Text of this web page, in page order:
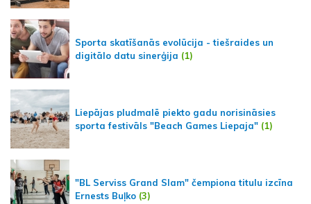
Sporta skatīšanās evolūcija - tiešraides un
digitālo datu sinerģija (1)
Liepājas pludmalē piekto gadu norisināsies
sporta festivāls "Beach Games Liepaja" (1)
"BL Serviss Grand Slam" čempiona titulu izcīna
Ernests Buļko (3)